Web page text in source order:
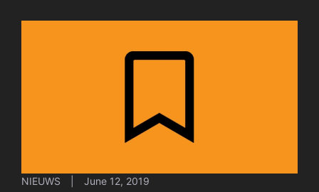
NIEUWS June 12, 2019